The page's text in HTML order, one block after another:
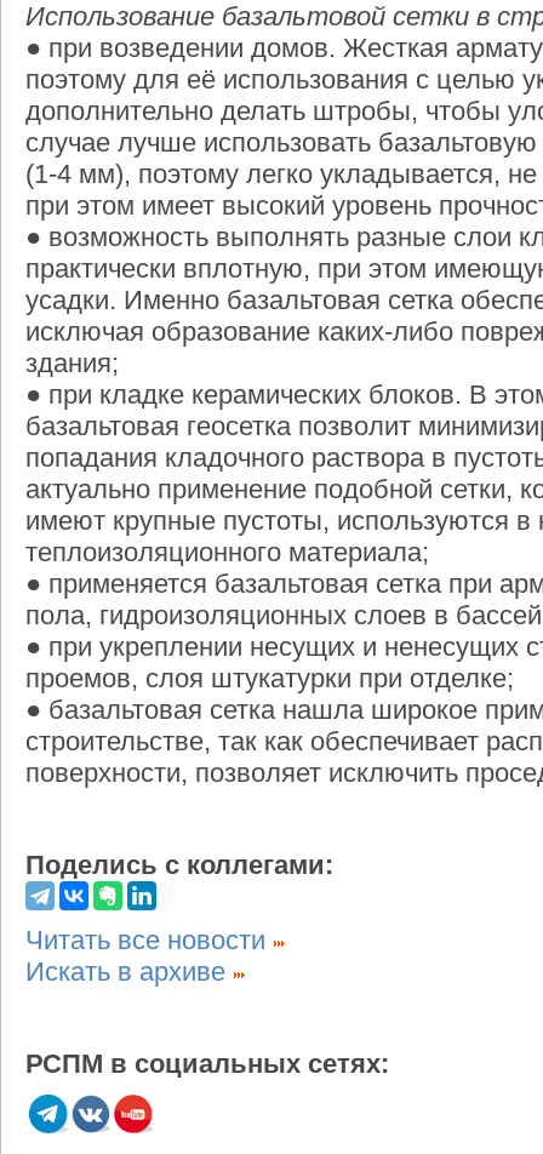
Использование базальтовой сетки в
● при возведении домов. Жесткая
поэтому для её использования с целью
дополнительно делать штробы, чтобы
случае лучше использовать
(1-4 мм), поэтому легко укладывается,
при этом имеет высокий уровень
● возможность выполнять разные слои
практически вплотную, при этом
усадки. Именно базальтовая сетка
исключая образование каких-либо
здания;
● при кладке керамических блоков. В
базальтовая геосетка позволит
попадания кладочного раствора в
актуально применение подобной сетки,
имеют крупные пустоты, используются в
теплоизоляционного материала;
● применяется базальтовая сетка при
пола, гидроизоляционных слоев в
● при укреплении несущих и ненесущих
проемов, слоя штукатурки при отделке;
● базальтовая сетка нашла широкое
строительстве, так как обеспечивает
поверхности, позволяет исключить
Поделись с коллегами:
Читать все новости
Искать в архиве
РСПМ в социальных сетях: